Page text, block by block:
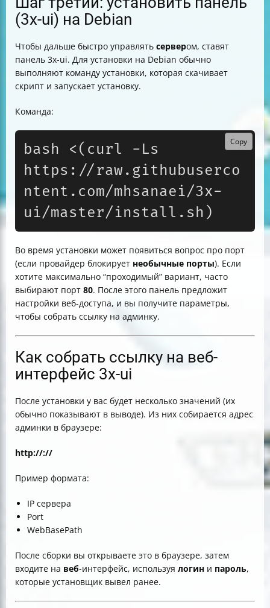
(3x-ui) на Debian
Чтобы дальше быстро управлять сервером, ставят
панель 3x-ui. Для установки на Debian обычно
выполняют команду установки, которая скачивает
скрипт и запускает установку.
Команда:
bash <(curl -Ls
https://raw.githubuserco
ntent.com/mhsanaei/3x-
Copy
Во время установки может появиться вопрос про порт
(если провайдер блокирует необычные порты). Если
хотите максимально “проходимый” вариант, часто
выбирают порт 80. После этого панель предложит
настройки веб-доступа, и вы получите параметры,
чтобы собрать ссылку на админку.
Как собрать ссылку на веб-
интерфейс 3x-ui
После установки у вас будет несколько значений (их
обычно показывают в выводе). Из них собирается адрес
админки в браузере:
http://://
Пример формата:
IP сервера
Port
WebBasePath
После сборки вы открываете это в браузере, затем
входите на веб-интерфейс, используя логин и пароль,
которые установщик вывел ранее.